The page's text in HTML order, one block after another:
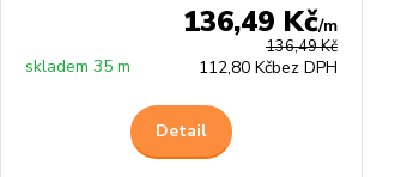
136,49 Kč
136,49 Kč/m
112,80 Kčbez DPH
skladem 35 m
Detail